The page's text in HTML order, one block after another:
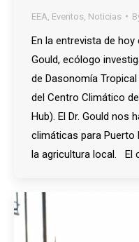
EEA Eventos Noticias
En la entrevista de
Gould, ecólogo
de Dasonomía
del Centro Climático
Hub). El Dr. Gould nos
climáticas para
la agricultura local. El